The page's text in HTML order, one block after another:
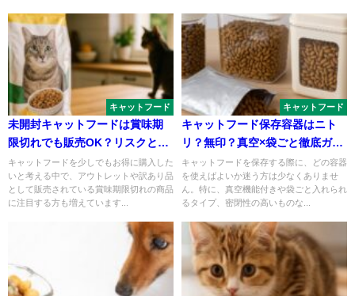
キャットフード
未開封キャットフードは賞味期
限切れでも販売OK？リスクと注
意点
キャットフードを少しでもお得に購入した
いと考える中で、アウトレットや訳あり品
として販売されている賞味期限切れの商品
に注目する方も増えています...
キャットフード
キャットフード保存容器はニト
リ？無印？真空×袋ごと徹底ガイ
ド
キャットフードを保存する際に、どの容器
を使えばよいか迷う方は少なくありませ
ん。特に、真空機能付きや袋ごと入れられ
るタイプ、密閉性の高いものな...